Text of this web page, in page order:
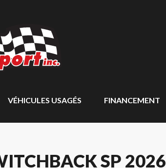
VÉHICULES USAGÉS FINANCEMENT
SP 2026